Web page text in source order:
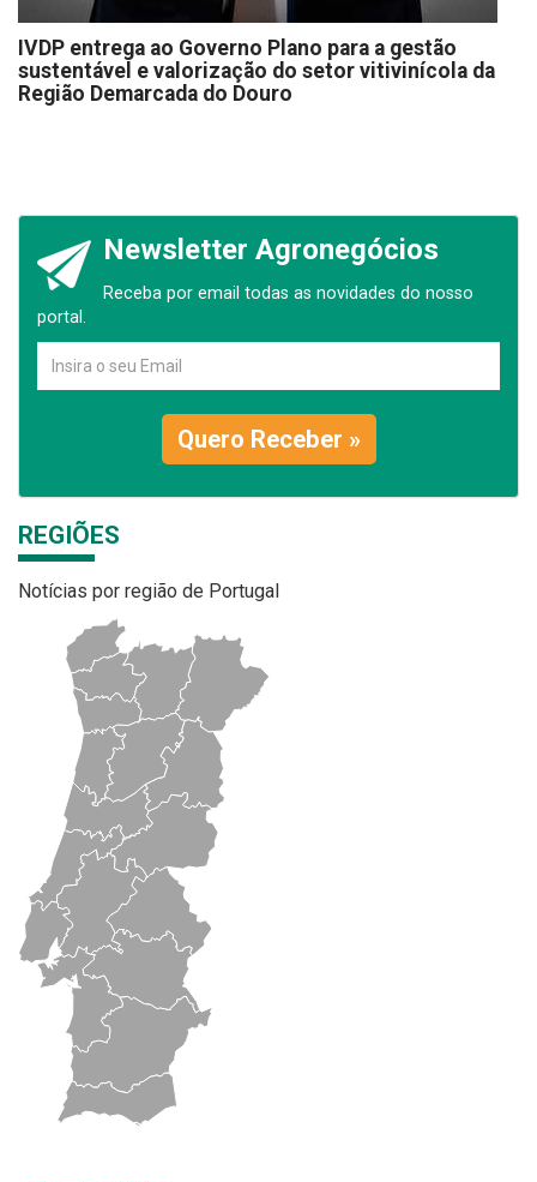
IVDP entrega ao Governo Plano para a gestão
sustentável e valorização do setor vitivinícola da
Região Demarcada do Douro
Newsletter Agronegócios
Receba por email todas as novidades do nosso
portal.
Quero Receber »
REGIÕES
Notícias por região de Portugal